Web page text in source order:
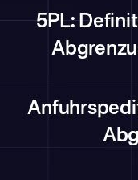
5PL: